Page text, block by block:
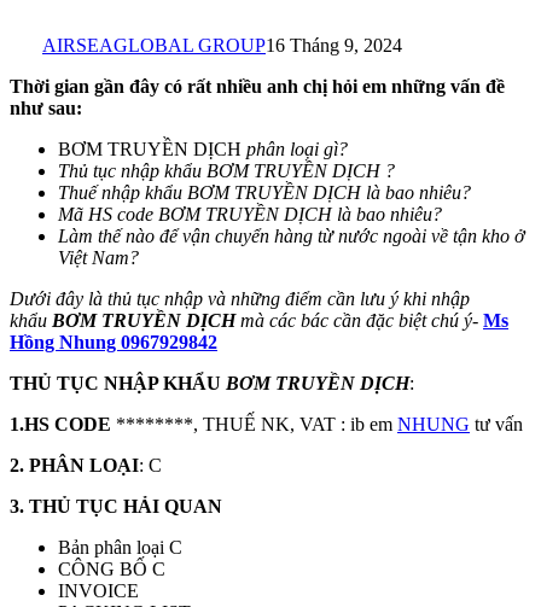
AIRSEAGLOBAL GROUP16 Tháng 9, 2024
Thời gian gần đây có rất nhiều anh chị hỏi em những vấn đề
như sau:
BƠM TRUYỀN DỊCH phân loại gì?
Thủ tục nhập khẩu BƠM TRUYỀN DỊCH ?
Thuế nhập khẩu BƠM TRUYỀN DỊCH là bao nhiêu?
Mã HS code BƠM TRUYỀN DỊCH là bao nhiêu?
Làm thế nào để vận chuyển hàng từ nước ngoài về tận kho ở
Việt Nam?
Dưới đây là thủ tục nhập và những điểm cần lưu ý khi nhập
khẩu BƠM TRUYỀN DỊCHmà các bác cần đặc biệt chú ý- Ms
Hồng Nhung 0967929842
THỦ TỤC NHẬP KHẨU BƠM TRUYỀN DỊCH:
1.HS CODE ********, THUẾ NK, VAT : ib em NHUNG tư vấn
2. PHÂN LOẠI: C
3. THỦ TỤC HẢI QUAN
Bản phân loại C
CÔNG BỐ C
INVOICE